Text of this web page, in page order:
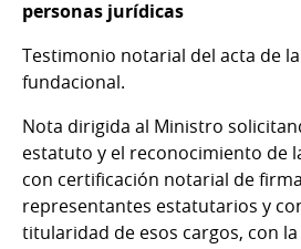
personas jurídicas
Testimonio notarial del acta de
fundacional.
Nota dirigida al Ministro
estatuto y el reconocimiento de
con certificación notarial de
representantes estatutarios y
titularidad de esos cargos, con